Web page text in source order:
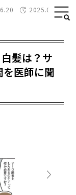
2025.06.26
髪は？サ
医師に聞